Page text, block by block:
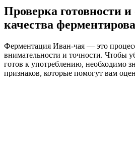
Проверка готовности и
качества
Ферментация Иван-чая — это
внимательности и точности. Чтобы
готов к употреблению, необходимо
признаков, которые помогут вам